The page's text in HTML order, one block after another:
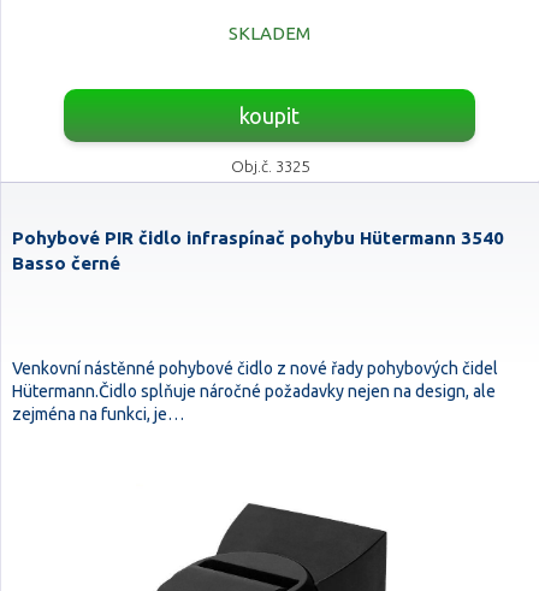
SKLADEM
koupit
Obj.č. 3325
Pohybové PIR čidlo infraspínač pohybu Hütermann 3540
Basso černé
Venkovní nástěnné pohybové čidlo z nové řady pohybových čidel
Hütermann.Čidlo splňuje náročné požadavky nejen na design, ale
zejména na funkci, je…